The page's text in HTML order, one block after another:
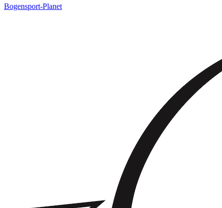
Bogensport-Planet